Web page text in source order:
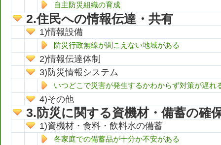
自主防災組織の育成
住民への情報伝達・共有
情報設備
防災行政無線が聞こえない地域がある
情報伝達体制
防災情報システム
いつどこで災害が発生するかわからず対策が遅れ
その他
防災に関する資機材・備蓄の確
資機材・食料・飲料水の備蓄
各家庭での備蓄品が十分か不安がある